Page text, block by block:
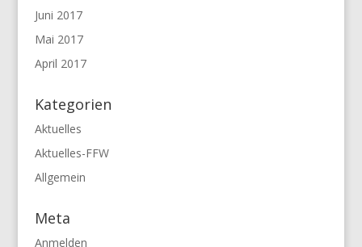
Juni 2017
Mai 2017
April 2017
Kategorien
Aktuelles
Aktuelles-FFW
Allgemein
Meta
Anmelden